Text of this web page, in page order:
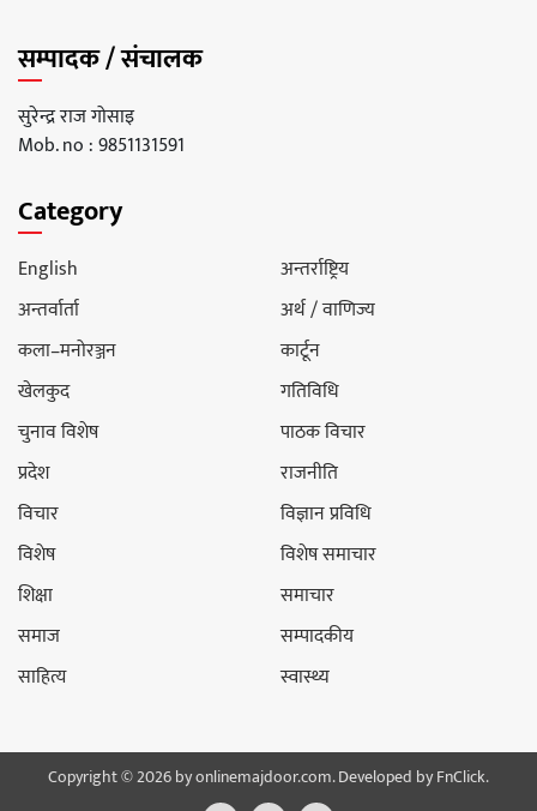
सम्पादक / संचालक
सुरेन्द्र राज गोसाइ
Mob. no : 9851131591
Category
English
अन्तर्राष्ट्रिय
अन्तर्वार्ता
अर्थ / वाणिज्य
कला–मनोरञ्जन
कार्टून
खेलकुद
गतिविधि
चुनाव विशेष
पाठक विचार
प्रदेश
राजनीति
विचार
विज्ञान प्रविधि
विशेष
विशेष समाचार
शिक्षा
समाचार
समाज
सम्पादकीय
साहित्य
स्वास्थ्य
Copyright © 2026 by onlinemajdoor.com. Developed byFnClick.